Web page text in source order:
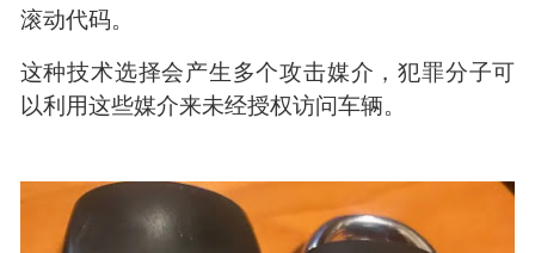
滚动代码。
这种技术选择会产生多个攻击媒介，犯罪分子可
以利用这些媒介来未经授权访问车辆。